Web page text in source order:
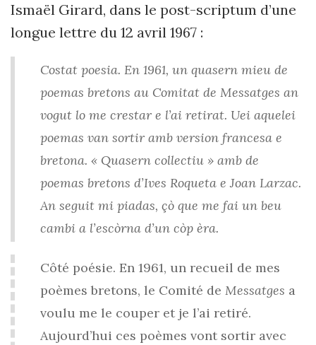
Ismaël Girard, dans le post-scriptum d’une
longue lettre du 12 avril 1967 :
Costat poesia. En 1961, un quasern mieu de
poemas bretons au Comitat de Messatges an
vogut lo me crestar e l’ai retirat. Uei aquelei
poemas van sortir amb version francesa e
bretona. « Quasern collectiu » amb de
poemas bretons d’Ives Roqueta e Joan Larzac.
An seguit mi piadas, çò que me fai un beu
cambi a l’escòrna d’un còp èra.
Côté poésie. En 1961, un recueil de mes
poèmes bretons, le Comité de Messatges a
voulu me le couper et je l’ai retiré.
Aujourd’hui ces poèmes vont sortir avec